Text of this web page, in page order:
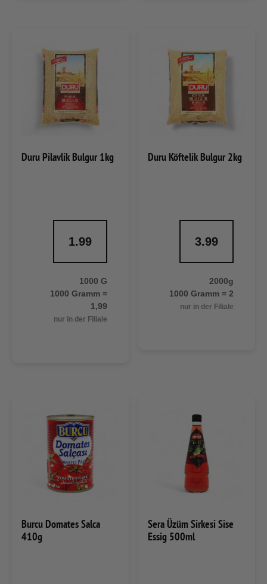
Duru Pilavlik Bulgur 1kg
1.99
1000 G
1000 Gramm =
1,99
nur in der Filiale
Duru Köftelik Bulgur 2kg
3.99
2000g
1000 Gramm = 2
nur in der Filiale
Burcu Domates Salca
410g
Sera Üzüm Sirkesi Sise
Essig 500ml